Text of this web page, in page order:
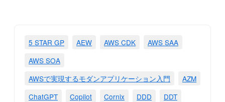
5 STAR GP AEW AWS CDK
AWS SAA
AWS SOA
AWSで実現するモダンアプリケーション入門
AZM
ChatGPT
Copilot Cornix DDD
DDT